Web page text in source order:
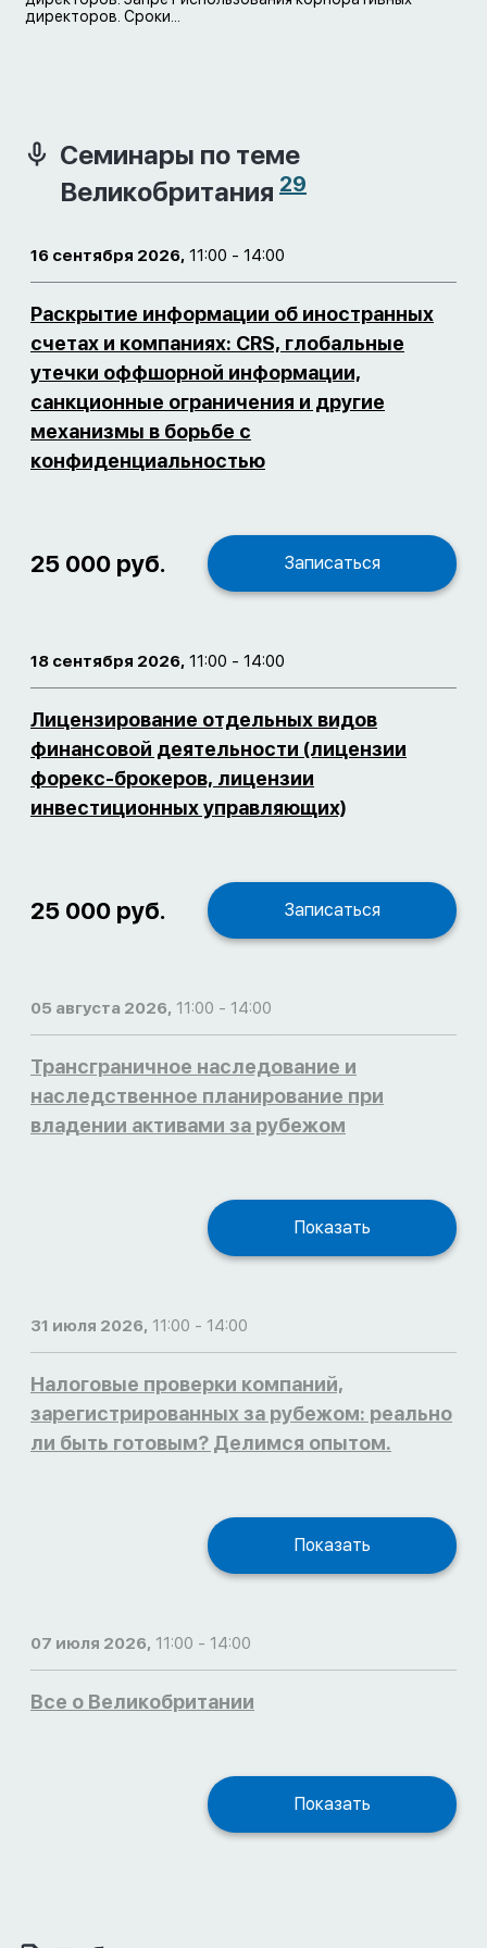
директоров. Сроки...
Семинары по теме
Великобритания 29
16 сентября 2026, 11:00 - 14:00
Раскрытие информации об иностранных
счетах и компаниях: CRS, глобальные
утечки оффшорной информации,
санкционные ограничения и другие
механизмы в борьбе с
конфиденциальностью
25 000 руб. Записаться
18 сентября 2026, 11:00 - 14:00
Лицензирование отдельных видов
финансовой деятельности (лицензии
форекс-брокеров, лицензии
инвестиционных управляющих)
25 000 руб. Записаться
05 августа 2026, 11:00 - 14:00
Трансграничное наследование и
наследственное планирование при
владении активами за рубежом
Показать
31 июля 2026, 11:00 - 14:00
Налоговые проверки компаний,
зарегистрированных за рубежом: реально
ли быть готовым? Делимся опытом.
Показать
07 июля 2026, 11:00 - 14:00
Все о Великобритании
Показать